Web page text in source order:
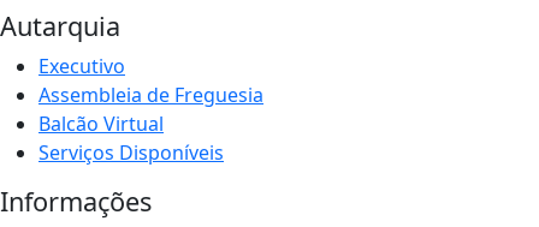
Autarquia
Executivo
Assembleia de Freguesia
Balcão Virtual
Serviços Disponíveis
Informações